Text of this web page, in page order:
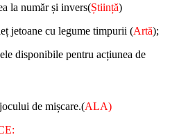
la număr și invers(Știință)
jetoane cu legume timpurii (Artă);
disponibile pentru acțiunea de
de mișcare.(ALA)